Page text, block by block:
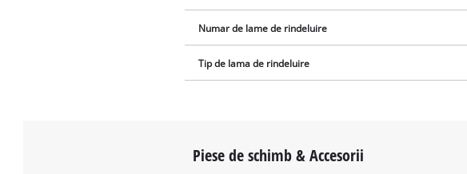
Numar de lame de rindeluire
Tip de lama de rindeluire
Piese de schimb & Accesorii